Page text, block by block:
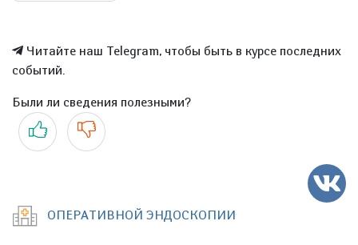
Читайте наш Telegram, чтобы быть в курсе последних
событий.
Были ли сведения полезными?
Да Нет
ОПЕРАТИВНОЙ ЭНДОСКОПИИ